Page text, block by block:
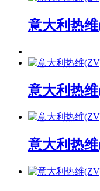
意大利热
意大利热
意大利热